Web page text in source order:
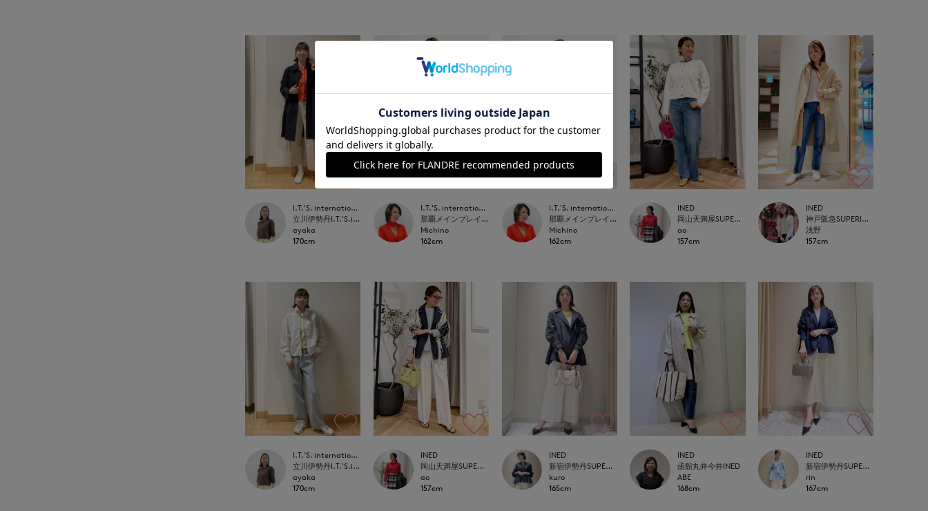
I.T.'S. international
立川伊勢丹I.T.'S.international
ayaka
170cm
I.T.'S. international
那覇メインプレイスI.T.'S.international
Michino
162cm
I.T.'S. international
那覇メインプレイスI.T.'S.international
Michino
162cm
INED
岡山天満屋SUPERIORCLOSET
ao
157cm
INED
神戸阪急SUPERIORCLOSET
浅野
157cm
I.T.'S. international
立川伊勢丹I.T.'S.international
ayaka
170cm
INED
岡山天満屋SUPERIORCLOSET
ao
157cm
INED
新宿伊勢丹SUPERIOR CLOSET
kuro
165cm
INED
函館丸井今井INED
ABE
168cm
INED
新宿伊勢丹SUPERIOR CLOSET
rin
167cm